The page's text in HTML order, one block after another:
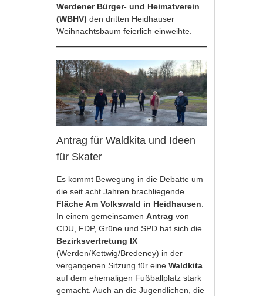
Werdener Bürger- und Heimatverein
(WBHV)den dritten Heidhauser
Weihnachtsbaum feierlich einweihte.
Antrag für Waldkita und Ideen
für Skater
Es kommt Bewegung in die Debatte um
die seit acht Jahren brachliegende
Fläche Am Volkswald in Heidhausen:
In einem gemeinsamenAntragvon
CDU, FDP, Grüne und SPD hat sich die
Bezirksvertretung IX
(Werden/Kettwig/Bredeney) in der
vergangenen Sitzung für eineWaldkita
auf dem ehemaligen Fußballplatz stark
gemacht. Auch an die Jugendlichen, die